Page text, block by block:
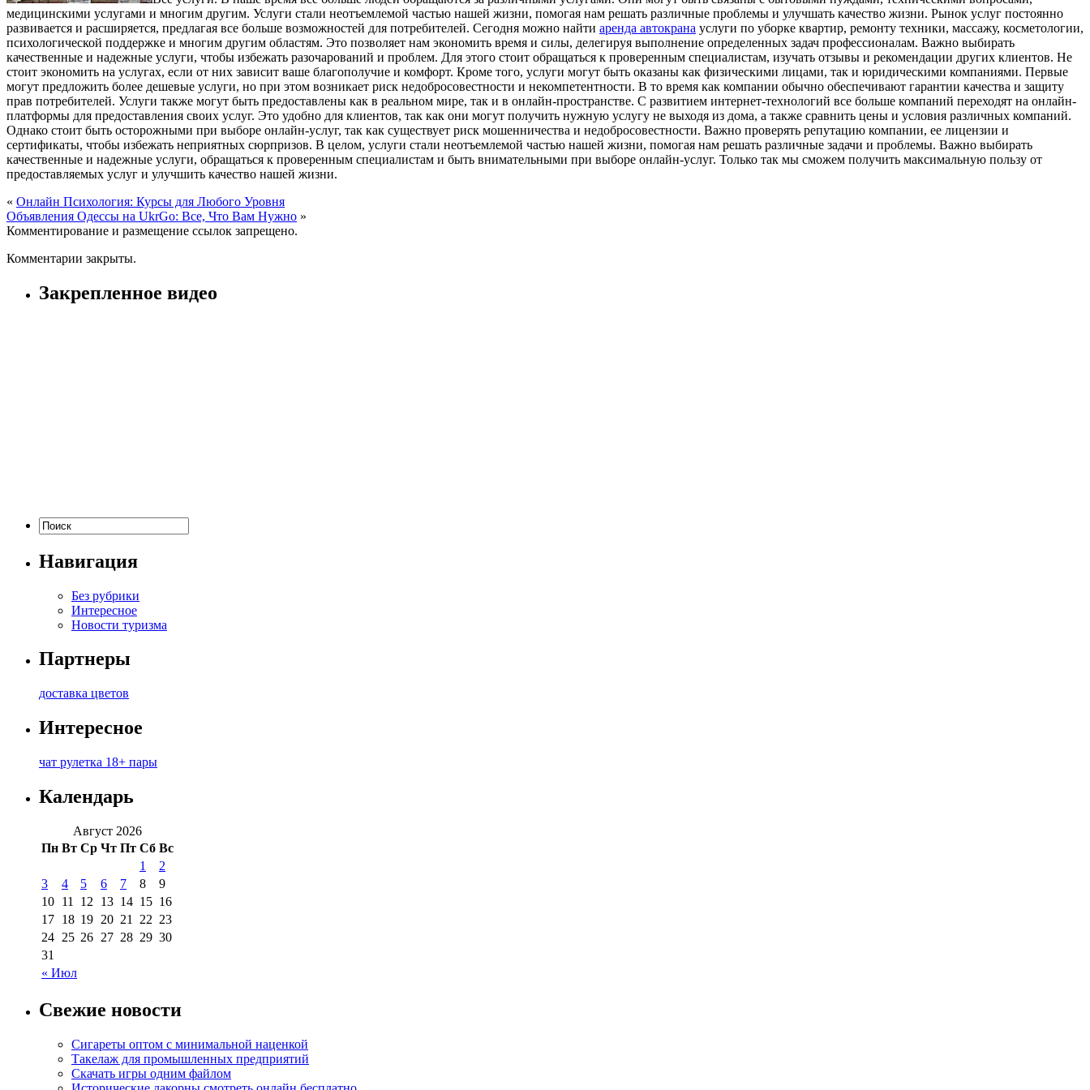
медицинскими услугами и многим другим. Услуги стали неотъемлемой частью нашей жизни, помогая нам решать различные проблемы и улучшать качество жизни. Рынок услуг постоянно
развивается и расширяется, предлагая все больше возможностей для потребителей. Сегодня можно найти аренда автокрана услуги по уборке квартир, ремонту техники, массажу, косметологии,
психологической поддержке и многим другим областям. Это позволяет нам экономить время и силы, делегируя выполнение определенных задач профессионалам. Важно выбирать
качественные и надежные услуги, чтобы избежать разочарований и проблем. Для этого стоит обращаться к проверенным специалистам, изучать отзывы и рекомендации других клиентов. Не
стоит экономить на услугах, если от них зависит ваше благополучие и комфорт. Кроме того, услуги могут быть оказаны как физическими лицами, так и юридическими компаниями. Первые
могут предложить более дешевые услуги, но при этом возникает риск недобросовестности и некомпетентности. В то время как компании обычно обеспечивают гарантии качества и защиту
прав потребителей. Услуги также могут быть предоставлены как в реальном мире, так и в онлайн-пространстве. С развитием интернет-технологий все больше компаний переходят на онлайн-
платформы для предоставления своих услуг. Это удобно для клиентов, так как они могут получить нужную услугу не выходя из дома, а также сравнить цены и условия различных компаний.
Однако стоит быть осторожными при выборе онлайн-услуг, так как существует риск мошенничества и недобросовестности. Важно проверять репутацию компании, ее лицензии и
сертификаты, чтобы избежать неприятных сюрпризов. В целом, услуги стали неотъемлемой частью нашей жизни, помогая нам решать различные задачи и проблемы. Важно выбирать
качественные и надежные услуги, обращаться к проверенным специалистам и быть внимательными при выборе онлайн-услуг. Только так мы сможем получить максимальную пользу от
предоставляемых услуг и улучшить качество нашей жизни.
« Онлайн Психология: Курсы для Любого Уровня
Объявления Одессы на UkrGo: Все, Что Вам Нужно »
Комментирование и размещение ссылок запрещено.
Комментарии закрыты.
Закрепленное видео
Навигация
Без рубрики
Интересное
Новости туризма
Партнеры
доставка цветов
Интересное
чат рулетка 18+ пары
Календарь
Август 2026
Пн Вт Ср Чт Пт Сб Вс
« Июл
1
2
3
4 5 6 7 8
9
10 11 12 13 14 15 16
17 18 19 20 21 22 23
24 25 26 27 28 29 30
31
Свежие новости
Сигареты оптом с минимальной наценкой
Такелаж для промышленных предприятий
Скачать игры одним файлом